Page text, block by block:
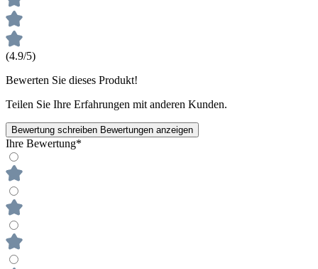
(4.9/5)
Bewerten Sie dieses Produkt!
Teilen Sie Ihre Erfahrungen mit anderen Kunden.
Bewertung schreiben Bewertungen anzeigen
Ihre Bewertung*